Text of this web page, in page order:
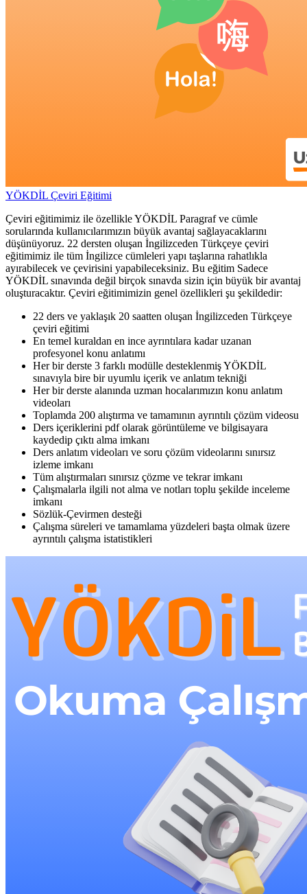
YÖKDİL Çeviri Eğitimi
Çeviri eğitimimiz ile özellikle YÖKDİL Paragraf ve cümle
sorularında kullanıcılarımızın büyük avantaj sağlayacaklarını
düşünüyoruz. 22 dersten oluşan İngilizceden Türkçeye çeviri
eğitimimiz ile tüm İngilizce cümleleri yapı taşlarına rahatlıkla
ayırabilecek ve çevirisini yapabileceksiniz. Bu eğitim Sadece
YÖKDİL sınavında değil birçok sınavda sizin için büyük bir avantaj
oluşturacaktır. Çeviri eğitimimizin genel özellikleri şu şekildedir:
22 ders ve yaklaşık 20 saatten oluşan İngilizceden Türkçeye
çeviri eğitimi
En temel kuraldan en ince ayrıntılara kadar uzanan
profesyonel konu anlatımı
Her bir derste 3 farklı modülle desteklenmiş YÖKDİL
sınavıyla bire bir uyumlu içerik ve anlatım tekniği
Her bir derste alanında uzman hocalarımızın konu anlatım
videoları
Toplamda 200 alıştırma ve tamamının ayrıntılı çözüm videosu
Ders içeriklerini pdf olarak görüntüleme ve bilgisayara
kaydedip çıktı alma imkanı
Ders anlatım videoları ve soru çözüm videolarını sınırsız
izleme imkanı
Tüm alıştırmaları sınırsız çözme ve tekrar imkanı
Çalışmalarla ilgili not alma ve notları toplu şekilde inceleme
imkanı
Sözlük-Çevirmen desteği
Çalışma süreleri ve tamamlama yüzdeleri başta olmak üzere
ayrıntılı çalışma istatistikleri